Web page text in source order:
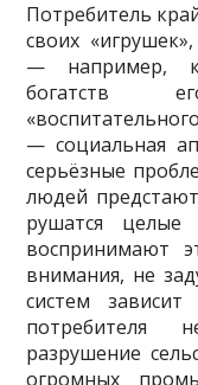
Потребитель
своих
— например, к
богатств
— социальная
серьёзные
людей
рушатся целые
воспринимают
внимания, не
систем
разрушение
огромных